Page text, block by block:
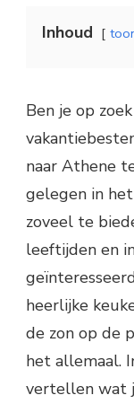
Inhoud
Ben je op
naar Athene
gelegen in
zoveel te
leeftijden en
heerlijke
de zon op de
het allemaal.
vertellen wat